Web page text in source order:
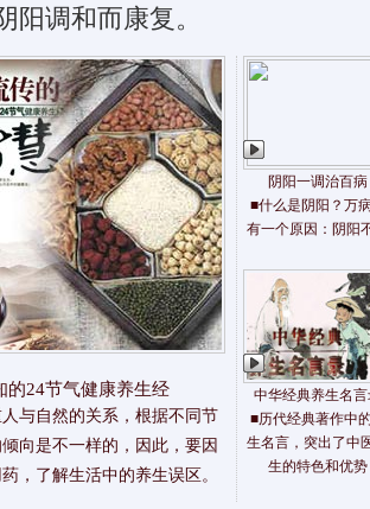
阳调和而康复。
的24节气健康养生经
自然的关系，根据不同节
向是不一样的，因此，要因
，了解生活中的养生误区。
阴阳一调治百病
■什么是阴阳？万
有一个原因：阴阳
中华经典养生名
■历代经典著作中
生名言，突出了中
生的特色和优势